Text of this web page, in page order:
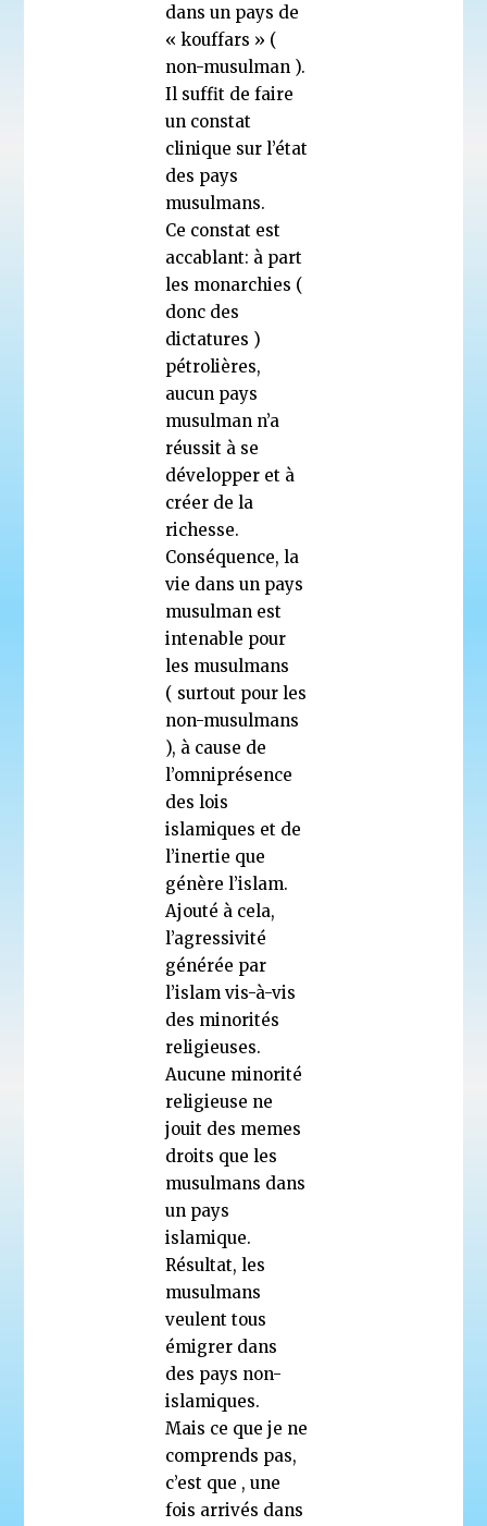
dans un pays de
« kouffars » (
non-musulman ).
Il suffit de faire
un constat
clinique sur l’état
des pays
musulmans.
Ce constat est
accablant: à part
les monarchies (
donc des
dictatures )
pétrolières,
aucun pays
musulman n’a
réussit à se
développer et à
créer de la
richesse.
Conséquence, la
vie dans un pays
musulman est
intenable pour
les musulmans
( surtout pour les
non-musulmans
), à cause de
l’omniprésence
des lois
islamiques et de
l’inertie que
génère l’islam.
Ajouté à cela,
l’agressivité
générée par
l’islam vis-à-vis
des minorités
religieuses.
Aucune minorité
religieuse ne
jouit des memes
droits que les
musulmans dans
un pays
islamique.
Résultat, les
musulmans
veulent tous
émigrer dans
des pays non-
islamiques.
Mais ce que je ne
comprends pas,
c’est que , une
fois arrivés dans